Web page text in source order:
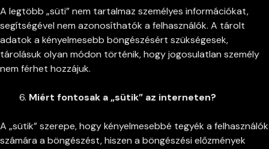
A legtöbb „süti” nem tartalmaz személyes információkat,
segítségével nem azonosíthatók a felhasználók. A tárolt
adatok a kényelmesebb böngészésért szükségesek,
tárolásuk olyan módon történik, hogy jogosulatlan személy
nem férhet hozzájuk.
Miért fontosak a „sütik” az interneten?
A „sütik” szerepe, hogy kényelmesebbé tegyék a felhasználók
számára a böngészést, hiszen a böngészési előzmények